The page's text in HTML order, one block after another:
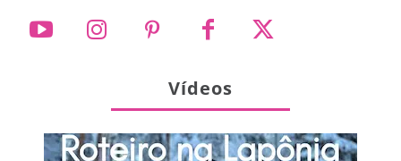
Vídeos